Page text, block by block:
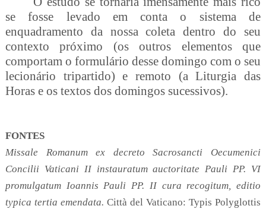
se fosse levado em conta o sistema de
enquadramento da nossa coleta dentro do seu
contexto próximo (os outros elementos que
comportam o formulário desse domingo com o seu
lecionário tripartido) e remoto (a Liturgia das
Horas e os textos dos domingos sucessivos).
FONTES
Missale Romanum ex decreto Sacrosancti Oecumenici
Concilii Vaticani II instauratum auctoritate Pauli PP. VI
promulgatum Ioannis Pauli PP. II cura recogitum, editio
typica tertia emendata. Città del Vaticano: Typis Polyglottis